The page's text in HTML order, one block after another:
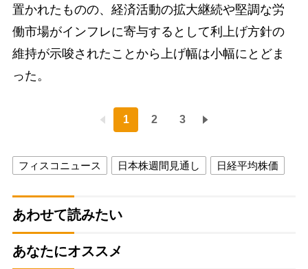
置かれたものの、経済活動の拡大継続や堅調な労
働市場がインフレに寄与するとして利上げ方針の
維持が示唆されたことから上げ幅は小幅にとどま
った。
1 2 3
フィスコニュース 日本株週間見通し 日経平均株価
あわせて読みたい
あなたにオススメ